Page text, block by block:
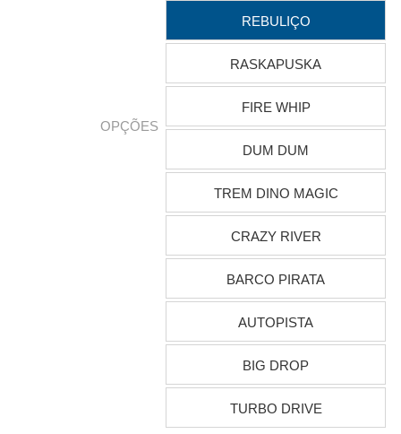
OPÇÕES
REBULIÇO
RASKAPUSKA
FIRE WHIP
DUM DUM
TREM DINO MAGIC
CRAZY RIVER
BARCO PIRATA
AUTOPISTA
BIG DROP
TURBO DRIVE